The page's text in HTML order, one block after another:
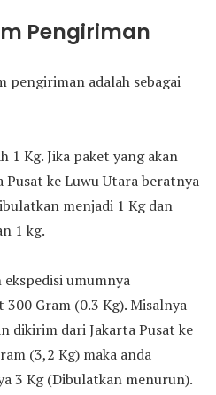
Pengiriman
pengiriman adalah sebagai
1 Kg. Jika paket yang akan
ke Luwu Utara beratnya
menjadi 1 Kg dan
1 kg.
umumnya
Gram (0.3 Kg). Misalnya
dikirim dari Jakarta Pusat ke
(3,2 Kg) maka anda
3 Kg (Dibulatkan menurun).